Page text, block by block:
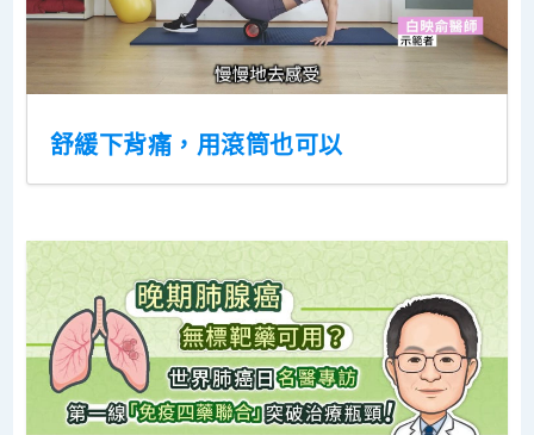
舒緩下背痛，用滾筒也可以